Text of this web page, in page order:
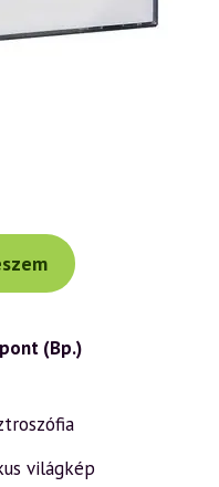
(Bp.)
világkép